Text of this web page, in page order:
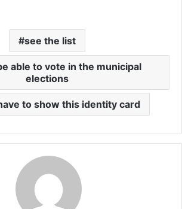
see the list
able to vote in the municipal
elections
to show this identity card